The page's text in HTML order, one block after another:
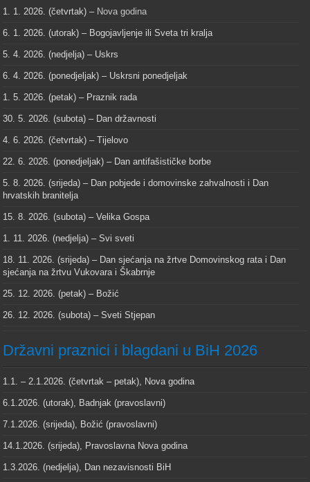
1. 1. 2026. (četvrtak) – Nova godina
6. 1. 2026. (utorak) – Bogojavljenje ili Sveta tri kralja
5. 4. 2026. (nedjelja) – Uskrs
6. 4. 2026. (ponedjeljak) – Uskrsni ponedjeljak
1. 5. 2026. (petak) – Praznik rada
30. 5. 2026. (subota) – Dan državnosti
4. 6. 2026. (četvrtak) – Tijelovo
22. 6. 2026. (ponedjeljak) – Dan antifašističke borbe
5. 8. 2026. (srijeda) – Dan pobjede i domovinske zahvalnosti i Dan
hrvatskih branitelja
15. 8. 2026. (subota) – Velika Gospa
1. 11. 2026. (nedjelja) – Svi sveti
18. 11. 2026. (srijeda) – Dan sjećanja na žrtve Domovinskog rata i Dan
sjećanja na žrtvu Vukovara i Škabrnje
25. 12. 2026. (petak) – Božić
26. 12. 2026. (subota) – Sveti Stjepan
Državni praznici i blagdani u BiH 2026
1.1. – 2.1.2026. (četvrtak – petak), Nova godina
6.1.2026. (utorak), Badnjak (pravoslavni)
7.1.2026. (srijeda), Božić (pravoslavni)
14.1.2026. (srijeda), Pravoslavna Nova godina
1.3.2026. (nedjelja), Dan nezavisnosti BiH